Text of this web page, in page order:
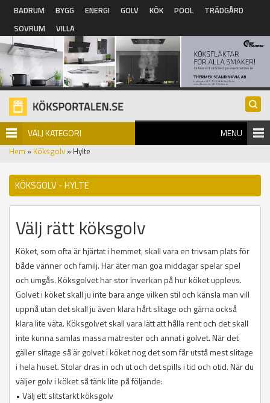
Hoppa till huvudinnehåll
BADRUM BYGG ENERGI GOLV KÖK POOL
TRÄDGÅRD
SOVRUM
VILLA
VÄLJ KATEGORI MENU
Hem » Köksgolv » Hylte
KÖKSGOLV - HYLTE
Välj rätt köksgolv
Köket, som ofta är hjärtat i hemmet, skall vara en trivsam plats för
både vänner och familj. Här äter man goa middagar spelar spel
och umgås. Köksgolvet har stor inverkan på hur köket upplevs.
Golvet i köket skall ju inte bara ange vilken stil och känsla man vill
uppnå utan det skall ju även klara hårt slitage och gärna också
klara lite väta. Köksgolvet skall vara lätt att hålla rent och det skall
inte kunna samlas massa matrester och annat i golvet. När det
gäller slitage så är golvet i köket nog det som får utstå mest slitage
i hela huset. Stolar dras in och ut och det spills i tid och otid. När du
väljer golv i köket så tänk lite på följande:
• Välj ett slitstarkt köksgolv